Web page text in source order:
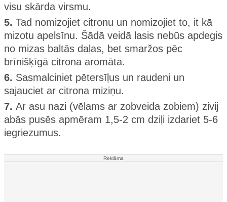
visu skārda virsmu.
5. Tad nomizojiet citronu un nomizojiet to, it kā
mizotu apelsīnu. Šādā veidā lasis nebūs apdegis
no mizas baltās daļas, bet smaržos pēc
brīnišķīgā citrona aromāta.
6. Sasmalciniet pētersīļus un raudeni un
sajauciet ar citrona miziņu.
7. Ar asu nazi (vēlams ar zobveida zobiem) zivij
abās pusēs apmēram 1,5-2 cm dziļi izdariet 5-6
iegriezumus.
Reklāma